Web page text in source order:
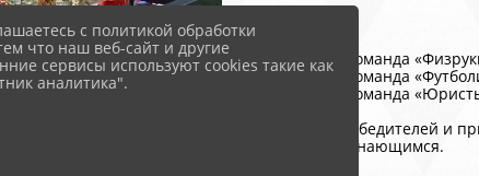
Среди девушек:
место — команда
место — команда
место — команда
Поздравляем победителей и
ярким и запоминающимся.
с политикой обработки
что наш веб-сайт и другие
сервисы используют cookies такие как
аналитика".